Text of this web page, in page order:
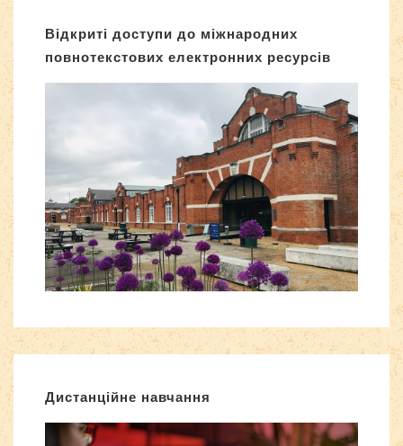
Відкриті доступи до міжнародних
повнотекстових електронних ресурсів
Дистанційне навчання